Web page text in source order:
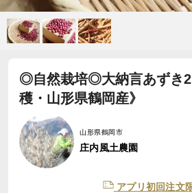
◎自然栽培◎大納言あずき
穫・山形県鶴岡産》
山形県鶴岡市
庄内風土農園
アプリ初回注文